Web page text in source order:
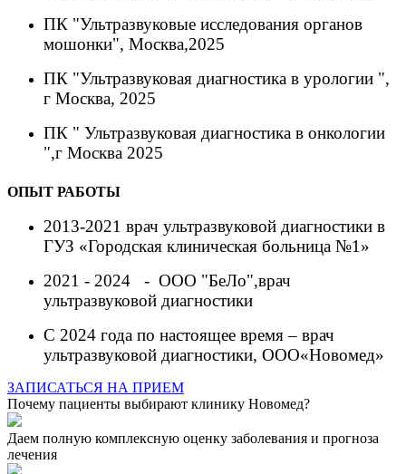
ПК "Ультразвуковые исследования органов
мошонки", Москва,2025
ПК "Ультразвуковая диагностика в урологии ",
г Москва, 2025
ПК " Ультразвуковая диагностика в онкологии
",г Москва 2025
ОПЫТ РАБОТЫ
2013-2021 врач ультразвуковой диагностики в
ГУЗ «Городская клиническая больница №1»
2021 - 2024 - ООО "БеЛо",врач
ультразвуковой диагностики
С 2024 года по настоящее время– врач
ультразвуковой диагностики, ООО«Новомед»
ЗАПИСАТЬСЯ НА ПРИЕМ
Почему пациенты выбирают клинику Новомед?
Даем полную комплексную оценку заболевания и прогноза
лечения